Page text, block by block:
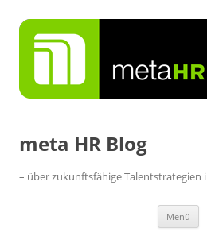
Inhalt
springen
meta HR Blog
– über zukunftsfähige Talentstrategien
Menü